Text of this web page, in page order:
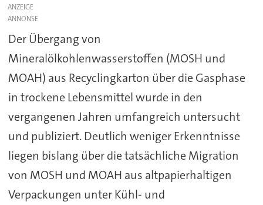
ANZEIGE
Der Übergang von
Mineralölkohlenwasserstoffen (MOSH und
MOAH) aus Recyclingkarton über die Gasphase
in trockene Lebensmittel wurde in den
vergangenen Jahren umfangreich untersucht
und publiziert. Deutlich weniger Erkenntnisse
liegen bislang über die tatsächliche Migration
von MOSH und MOAH aus altpapierhaltigen
Verpackungen unter Kühl- und